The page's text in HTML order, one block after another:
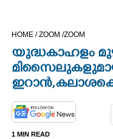
OPINION
PHOTOS
HOME /ZOOM /ZOOM
യുദ്ധകാഹളം
1 MIN READ